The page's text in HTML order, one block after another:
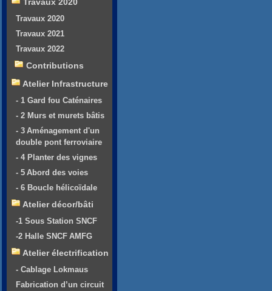
Travaux 2020
Travaux 2020
Travaux 2021
Travaux 2022
Contributions
Atelier Infrastructure
- 1 Gard fou Caténaires
- 2 Murs et murets bâtis
- 3 Aménagement d'un
double pont ferroviaire
- 4 Planter des vignes
- 5 Abord des voies
- 6 Boucle hélicoïdale
Atelier décor/bâti
-1 Sous Station SNCF
-2 Halle SNCF AMFG
Atelier électrification
- Cablage Lokmaus
Fabrication d’un circuit